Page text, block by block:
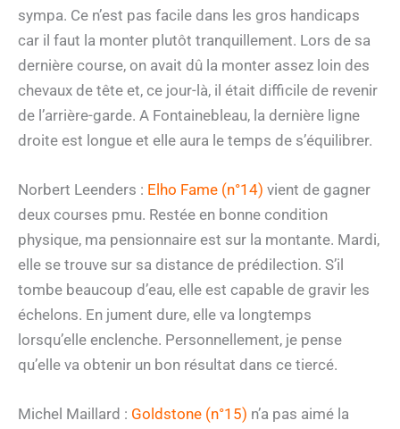
sympa. Ce n’est pas facile dans les gros handicaps
car il faut la monter plutôt tranquillement. Lors de sa
dernière course, on avait dû la monter assez loin des
chevaux de tête et, ce jour-là, il était difficile de revenir
de l’arrière-garde. A Fontainebleau, la dernière ligne
droite est longue et elle aura le temps de s’équilibrer.
Norbert Leenders : Elho Fame (n°14) vient de gagner
deux courses pmu. Restée en bonne condition
physique, ma pensionnaire est sur la montante. Mardi,
elle se trouve sur sa distance de prédilection. S’il
tombe beaucoup d’eau, elle est capable de gravir les
échelons. En jument dure, elle va longtemps
lorsqu’elle enclenche. Personnellement, je pense
qu’elle va obtenir un bon résultat dans ce tiercé.
Michel Maillard : Goldstone (n°15) n’a pas aimé la